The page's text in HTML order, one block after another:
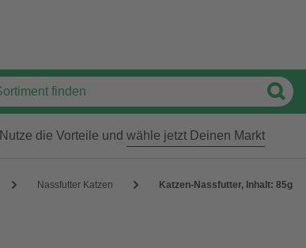
Nutze die Vorteile und wähle jetzt Deinen Markt
Nassfutter Katzen Katzen-Nassfutter, Inhalt: 85g